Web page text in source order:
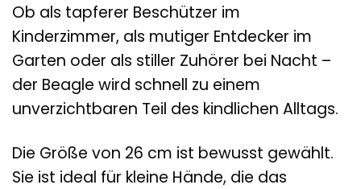
Ob als tapferer Beschützer im
Kinderzimmer, als mutiger Entdecker im
Garten oder als stiller Zuhörer bei Nacht –
der Beagle wird schnell zu einem
unverzichtbaren Teil des kindlichen Alltags.
Die Größe von 26 cm ist bewusst gewählt.
Sie ist ideal für kleine Hände, die das